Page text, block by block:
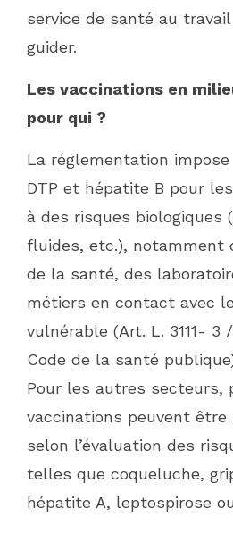
service de santé au
guider.
Les vaccinations en
pour qui ?
La réglementation
DTP et hépatite B pour
à des risques biologiques
fluides, etc.), notamment
de la santé, des
métiers en contact avec
vulnérable (Art. L. 3111- 3
Code de la santé
Pour les autres secteurs,
vaccinations peuvent être
selon l’évaluation des
telles que coqueluche,
hépatite A, leptospirose